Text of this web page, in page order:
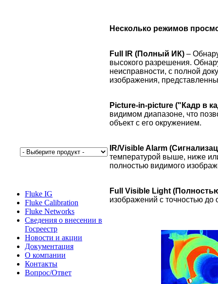
Fluke IG
Fluke Calibration
Fluke Networks
Сведения о внесении в
Госреестр
Новости и акции
Документация
О компании
Контакты
Вопрос/Ответ
Несколько режимов
Full IR (Полный ИК) –
высокого разрешения.
неисправности, с полной
изображения,
Picture-in-picture ("Кадр в
видимом диапазоне, что
объект с его окружением.
IR/Visible Alarm
температурой выше, ниже
полностью видимого
Full Visible Light
изображений с точностью до